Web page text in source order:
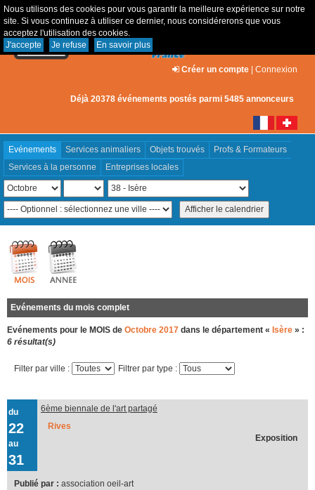
Nous utilisons des cookies pour vous garantir la meilleure expérience sur notre
site. Si vous continuez à utiliser ce dernier, nous considérerons que vous
acceptez l'utilisation des cookies.
J'accepte
Je refuse En savoir plus
Créer un compte | Connexion
Déjà 20378 événements postés parmi 5485 annonceurs
Evénements Services animaliers Objets trouvés
Profs & Formateurs
Services à la personne
Entreprises locales
Evénements du mois complet
Evénements pour le MOIS de Octobre 2017 dans le département « Isère » :
6 résultat(s)
Filter par ville : Filtrer par type :
du
22
au
31
6ème biennale de l'art partagé
Rives
Exposition
Publié par : association oeil-art